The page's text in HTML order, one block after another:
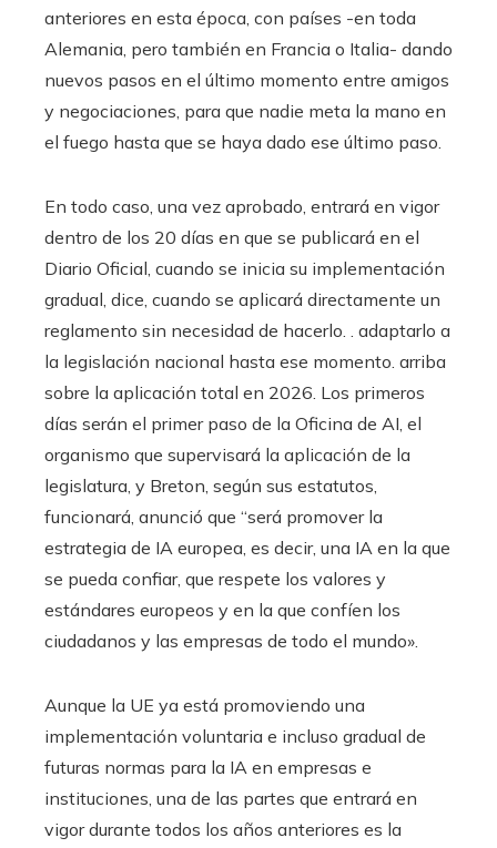
anteriores en esta época, con países -en toda
Alemania, pero también en Francia o Italia- dando
nuevos pasos en el último momento entre amigos
y negociaciones, para que nadie meta la mano en
el fuego hasta que se haya dado ese último paso.
En todo caso, una vez aprobado, entrará en vigor
dentro de los 20 días en que se publicará en el
Diario Oficial, cuando se inicia su implementación
gradual, dice, cuando se aplicará directamente un
reglamento sin necesidad de hacerlo. . adaptarlo a
la legislación nacional hasta ese momento. arriba
sobre la aplicación total en 2026. Los primeros
días serán el primer paso de la Oficina de AI, el
organismo que supervisará la aplicación de la
legislatura, y Breton, según sus estatutos,
funcionará, anunció que “será promover la
estrategia de IA europea, es decir, una IA en la que
se pueda confiar, que respete los valores y
estándares europeos y en la que confíen los
ciudadanos y las empresas de todo el mundo».
Aunque la UE ya está promoviendo una
implementación voluntaria e incluso gradual de
futuras normas para la IA en empresas e
instituciones, una de las partes que entrará en
vigor durante todos los años anteriores es la